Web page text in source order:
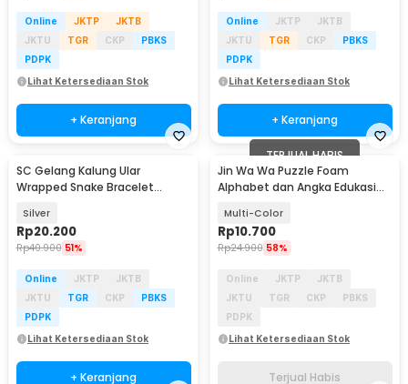
Online JKTP
JKTB
JKTU
TGR CKP
PBKS
PDPK
Lihat Ketersediaan Stok
+ Keranjang
Online JKTP
JKTB
JKTU
TGR CKP
PBKS
PDPK
Lihat Ketersediaan Stok
+ Keranjang
SC Gelang Kalung Ular
Wrapped Snake Bracelet
SC181
Silver
Rp20.200
Rp40.900 51%
Online JKTP
JKTB
JKTU
TGR CKP
PBKS
PDPK
Lihat Ketersediaan Stok
+ Keranjang
TERJUAL HABIS
Jin Wa Wa Puzzle Foam
Alphabet dan Angka Edukasi
Multi-Color
Rp10.700
Rp24.900 58%
Online JKTP
JKTB
JKTU
TGR CKP
PBKS
PDPK
Lihat Ketersediaan Stok
Terjual Habis